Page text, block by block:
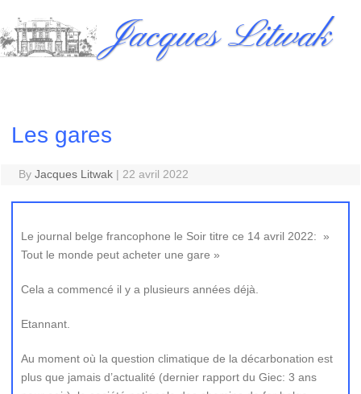
to
content
Jacques Litwak
Les gares
By Jacques Litwak | 22 avril 2022
Le journal belge francophone le Soir titre ce 14 avril 2022: »
Tout le monde peut acheter une gare »
Cela a commencé il y a plusieurs années déjà.
Etannant.
Au moment où la question climatique de la décarbonation est
plus que jamais d’actualité (dernier rapport du Giec: 3 ans